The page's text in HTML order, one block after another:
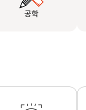
공학